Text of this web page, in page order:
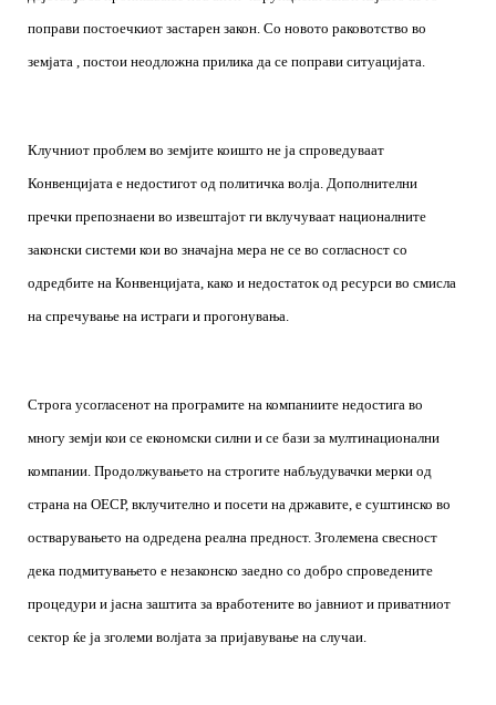
поправи постоечкиот застарен закон. Со новото раковотство во
земјата , постои неодложна прилика да се поправи ситуацијата.
Клучниот проблем во земјите коишто не ја спроведуваат
Конвенцијата е недостигот од политичка волја. Дополнителни
пречки препознаени во извештајот ги вклучуваат националните
законски системи кои во значајна мера не се во согласност со
одредбите на Конвенцијата, како и недостаток од ресурси во смисла
на спречување на истраги и прогонувања.
Строга усогласенот на програмите на компаниите недостига во
многу земји кои се економски силни и се бази за мултинационални
компании. Продолжувањето на строгите набљудувачки мерки од
страна на ОЕСР, вклучително и посети на државите, е суштинско во
остварувањето на одредена реална предност. Зголемена свесност
дека подмитувањето е незаконско заедно со добро спроведените
процедури и јасна заштита за вработените во јавниот и приватниот
сектор ќе ја зголеми волјата за пријавување на случаи.